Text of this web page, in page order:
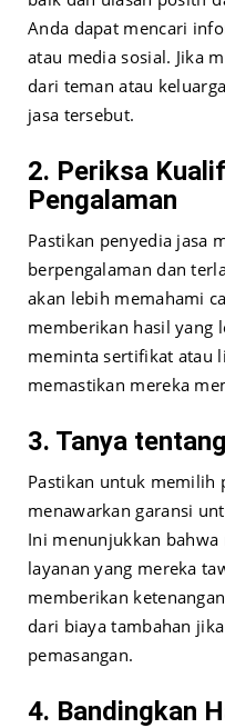
Anda dapat mencari
atau media sosial. Jika
dari teman atau
jasa tersebut.
2. Periksa
Pengalaman
Pastikan penyedia jasa
berpengalaman dan
akan lebih memahami
memberikan hasil yang
meminta sertifikat atau
memastikan mereka
3. Tanya
Pastikan untuk memilih
menawarkan garansi
Ini menunjukkan bahwa
layanan yang mereka
memberikan
dari biaya tambahan
pemasangan.
4. Bandingkan